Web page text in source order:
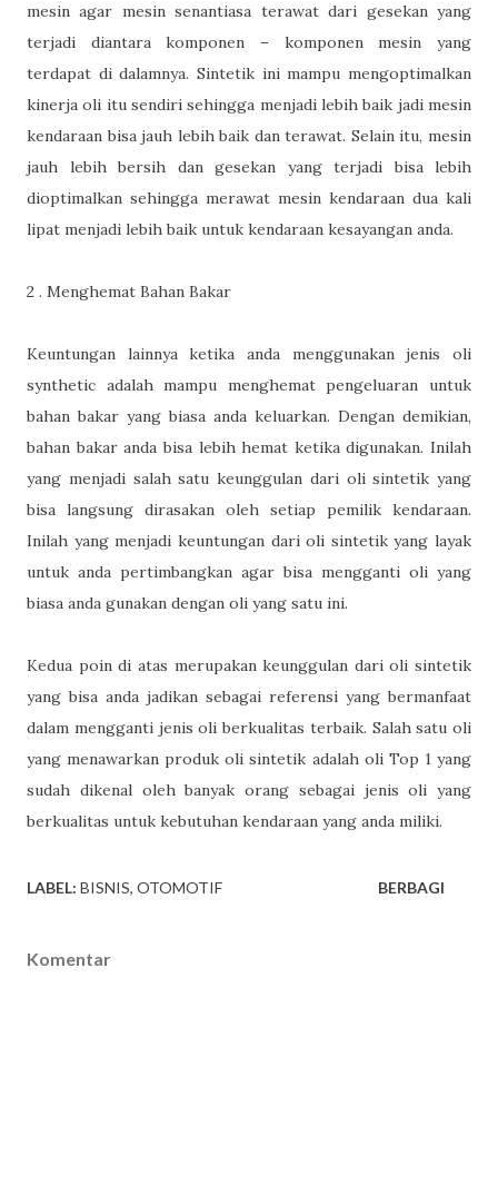
mesin agar mesin senantiasa terawat dari gesekan yang
terjadi diantara komponen – komponen mesin yang
terdapat di dalamnya. Sintetik ini mampu mengoptimalkan
kinerja oli itu sendiri sehingga menjadi lebih baik jadi mesin
kendaraan bisa jauh lebih baik dan terawat. Selain itu, mesin
jauh lebih bersih dan gesekan yang terjadi bisa lebih
dioptimalkan sehingga merawat mesin kendaraan dua kali
lipat menjadi lebih baik untuk kendaraan kesayangan anda.
2 . Menghemat Bahan Bakar
Keuntungan lainnya ketika anda menggunakan jenis oli
synthetic adalah mampu menghemat pengeluaran untuk
bahan bakar yang biasa anda keluarkan. Dengan demikian,
bahan bakar anda bisa lebih hemat ketika digunakan. Inilah
yang menjadi salah satu keunggulan dari oli sintetik yang
bisa langsung dirasakan oleh setiap pemilik kendaraan.
Inilah yang menjadi keuntungan dari oli sintetik yang layak
untuk anda pertimbangkan agar bisa mengganti oli yang
biasa anda gunakan dengan oli yang satu ini.
Kedua poin di atas merupakan keunggulan dari oli sintetik
yang bisa anda jadikan sebagai referensi yang bermanfaat
dalam mengganti jenis oli berkualitas terbaik. Salah satu oli
yang menawarkan produk oli sintetik adalah oli Top 1 yang
sudah dikenal oleh banyak orang sebagai jenis oli yang
berkualitas untuk kebutuhan kendaraan yang anda miliki.
LABEL: BISNIS OTOMOTIF BERBAGI
Komentar